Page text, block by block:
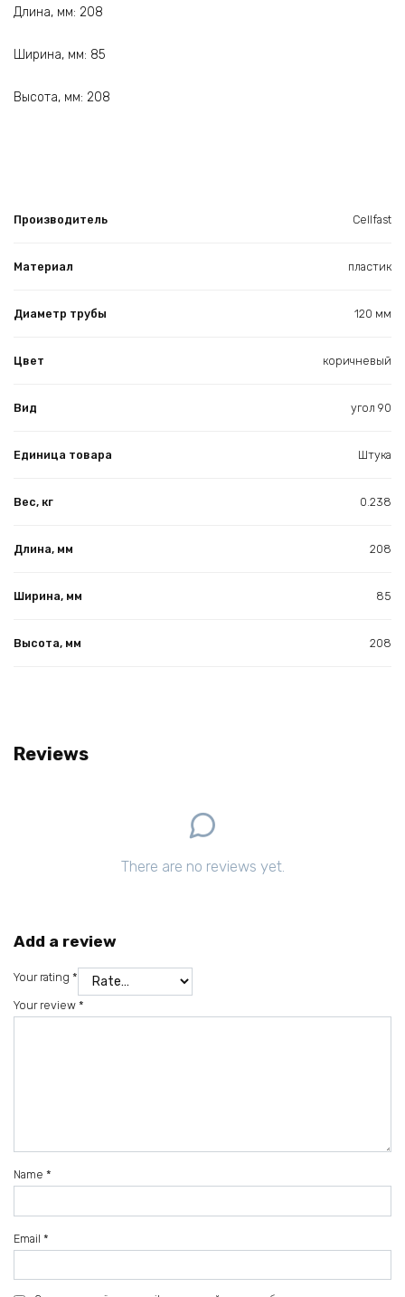
Длина, мм: 208
Ширина, мм: 85
Высота, мм: 208
Производитель Cellfast
Материал пластик
Диаметр трубы 120 мм
Цвет коричневый
Вид угол 90
Единица товара Штука
Вес, кг 0.238
Длина, мм 208
Ширина, мм 85
Высота, мм 208
Reviews
There are no reviews yet.
Add a review
Your rating *
Your review *
Name *
Email *